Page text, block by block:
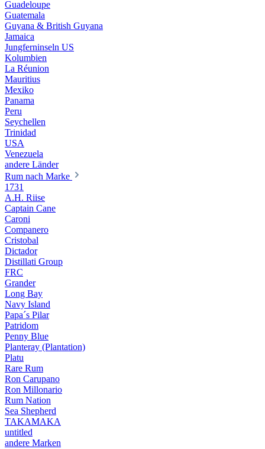
Guadeloupe
Guatemala
Guyana & British Guyana
Jamaica
Jungferninseln US
Kolumbien
La Réunion
Mauritius
Mexiko
Panama
Peru
Seychellen
Trinidad
USA
Venezuela
andere Länder
Rum nach Marke
1731
A.H. Riise
Captain Cane
Caroni
Companero
Cristobal
Dictador
Distillati Group
FRC
Grander
Long Bay
Navy Island
Papa´s Pilar
Patridom
Penny Blue
Planteray (Plantation)
Platu
Rare Rum
Ron Carupano
Ron Millonario
Rum Nation
Sea Shepherd
TAKAMAKA
untitled
andere Marken